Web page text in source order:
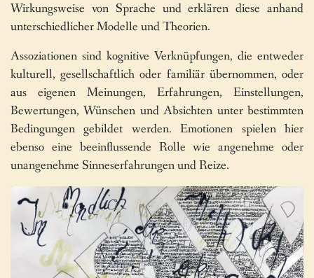
Wirkungsweise von Sprache und erklären diese anhand
unterschiedlicher Modelle und Theorien.
Assoziationen sind kognitive Verknüpfungen, die entweder
kulturell, gesellschaftlich oder familiär übernommen, oder
aus eigenen Meinungen, Erfahrungen, Einstellungen,
Bewertungen, Wünschen und Absichten unter bestimmten
Bedingungen gebildet werden. Emotionen spielen hier
ebenso eine beeinflussende Rolle wie angenehme oder
unangenehme Sinneserfahrungen und Reize.